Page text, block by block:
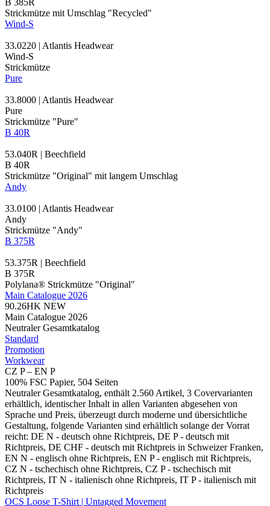
B 385R
Strickmütze mit Umschlag "Recycled"
Wind-S
33.0220 | Atlantis Headwear
Wind-S
Strickmütze
Pure
33.8000 | Atlantis Headwear
Pure
Strickmütze "Pure"
B 40R
53.040R | Beechfield
B 40R
Strickmütze "Original" mit langem Umschlag
Andy
33.0100 | Atlantis Headwear
Andy
Strickmütze "Andy"
B 375R
53.375R | Beechfield
B 375R
Polylana® Strickmütze "Original"
Main Catalogue 2026
90.26HK NEW
Main Catalogue 2026
Neutraler Gesamtkatalog
Standard
Promotion
Workwear
CZ P – EN P
100% FSC Papier, 504 Seiten
Neutraler Gesamtkatalog, enthält 2.560 Artikel, 3 Covervarianten
erhältlich, identischer Inhalt in allen Varianten abgesehen von
Sprache und Preis, überzeugt durch moderne und übersichtliche
Gestaltung, folgende Varianten sind erhältlich solange der Vorrat
reicht: DE N - deutsch ohne Richtpreis, DE P - deutsch mit
Richtpreis, DE CHF - deutsch mit Richtpreis in Schweizer Franken,
EN N - englisch ohne Richtpreis, EN P - englisch mit Richtpreis,
CZ N - tschechisch ohne Richtpreis, CZ P - tschechisch mit
Richtpreis, IT N - italienisch ohne Richtpreis, IT P - italienisch mit
Richtpreis
OCS Loose T-Shirt | Untagged Movement